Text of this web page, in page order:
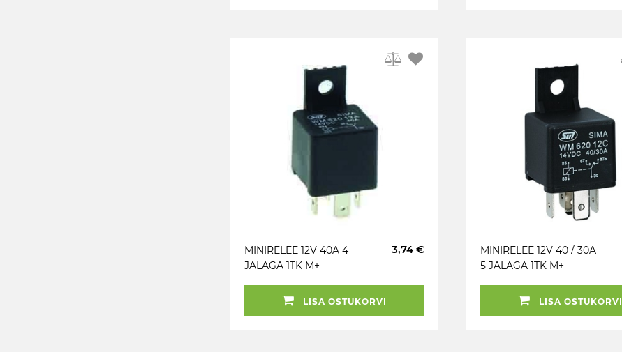
MINIRELEE 12V 40A 4
JALAGA 1TK M+
3,74 €
LISA OSTUKORVI
MINIRELEE 12V 40 / 30A
5 JALAGA 1TK M+
LISA OSTUKORVI